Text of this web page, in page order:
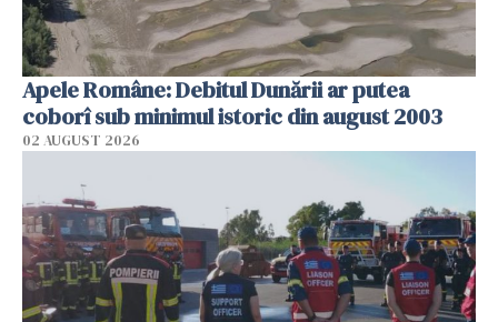
Apele Române: Debitul Dunării ar putea
coborî sub minimul istoric din august 2003
02 AUGUST 2026